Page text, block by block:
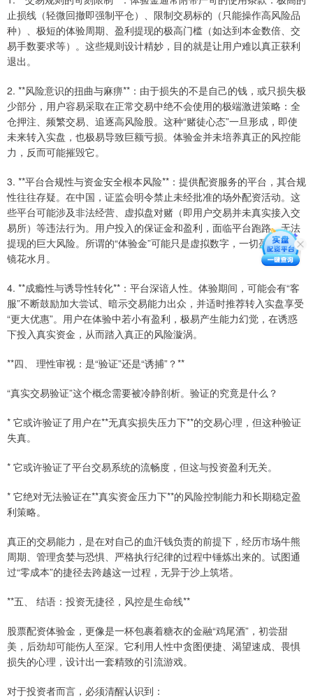
止损线（轻微回撤即强制平仓）、限制交易标的（只能操作高风险品
种）、极短的体验周期、盈利提现的极高门槛（如达到本金数倍、交
易手数要求等）。这些规则设计精妙，目的就是让用户难以真正获利
退出。
2. **风险意识的扭曲与麻痹**：由于损失的不是自己的钱，或只损失极
少部分，用户容易采取在正常交易中绝不会使用的极端激进策略：全
仓押注、频繁交易、追逐高风险股。这种“赌徒心态”一旦形成，即使
未来转入实盘，也极易导致巨额亏损。体验金并未培养真正的风控能
力，反而可能摧毁它。
3. **平台合规性与资金安全根本风险**：提供配资服务的平台，其合规
性往往存疑。在中国，证监会明令禁止未经批准的场外配资活动。这
些平台可能涉及非法经营、虚拟盘对赌（即用户交易并未真实接入交
易所）等违法行为。用户投入的保证金和盈利，面临平台跑路、无法
提现的巨大风险。所谓的“体验金”可能只是虚拟数字，一切盈利皆是
镜花水月。
4. **成瘾性与诱导性转化**：平台深谙人性。体验期间，可能会有“客
服”不断鼓励加大尝试、暗示交易能力出众，并适时推荐转入实盘享受
“更大优惠”。用户在体验中若小有盈利，极易产生能力幻觉，在诱惑
下投入真实资金，从而踏入真正的风险漩涡。
**四、 理性审视：是“验证”还是“诱捕”？**
“真实交易验证”这个概念需要被冷静剖析。验证的究竟是什么？
* 它或许验证了用户在**无真实损失压力下**的交易心理，但这种验证
失真。
* 它或许验证了平台交易系统的流畅度，但这与投资盈利无关。
* 它绝对无法验证在**真实资金压力下**的风险控制能力和长期稳定盈
利策略。
真正的交易能力，是在对自己的血汗钱负责的前提下，经历市场牛熊
周期、管理贪婪与恐惧、严格执行纪律的过程中锤炼出来的。试图通
过“零成本”的捷径去跨越这一过程，无异于沙上筑塔。
**五、 结语：投资无捷径，风控是生命线**
股票配资体验金，更像是一杯包裹着糖衣的金融“鸡尾酒”，初尝甜
美，后劲却可能伤人至深。它利用人性中贪图便捷、渴望速成、畏惧
损失的心理，设计出一套精致的引流游戏。
对于投资者而言，必须清醒认识到：